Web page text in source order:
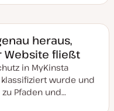
heraus,
Website fließt
in MyKinsta
wurde und
Pfaden und…